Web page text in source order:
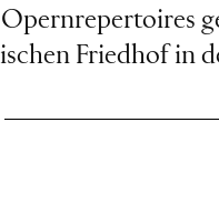
Friedhof in